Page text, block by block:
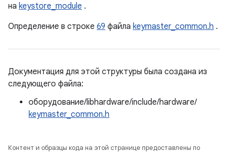
на keystore_module .
Определение в строке 69 файла keymaster_common.h .
Документация для этой структуры была создана из
следующего файла:
оборудование/libhardware/include/hardware/
keymaster_common.h
Контент и образцы кода на этой странице предоставлены по